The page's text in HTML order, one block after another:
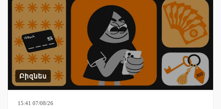
Բիզնես
15:41 07/08/26